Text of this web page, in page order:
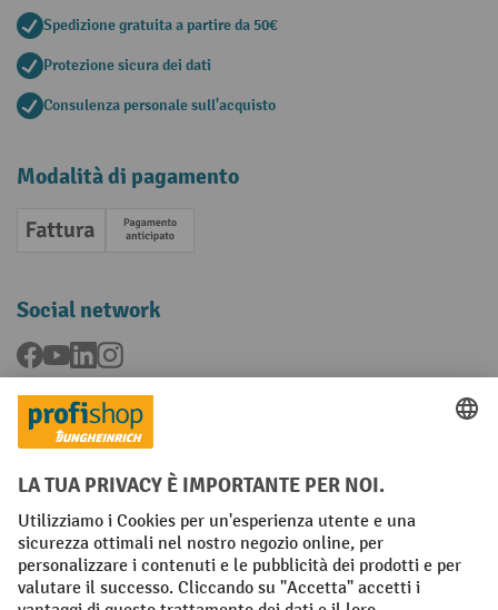
Spedizione gratuita a partire da 50€
Protezione sicura dei dati
Consulenza personale sull'acquisto
Modalità di pagamento
Fattura Pagamento anticipato
Social network
Facebook
YouTubeLinkedInInstagram
Condizioni Generali di Vendita
Dichiarazione di protezione dei dati Impronta
Impostazioni sulla privacy